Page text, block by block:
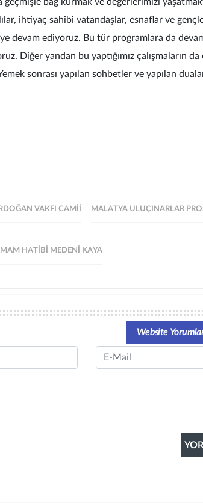
ihtiyaç sahibi vatandaşlar, esnaflar ve
devam ediyoruz. Bu tür programlara da
Diğer yandan bu yaptığımız çalışmaların
sonrası yapılan sohbetler ve yapılan
VAKFI CAMII MALATYA ULUÇINARLAR
HATIBI MEDENI KAYA
Website
Email